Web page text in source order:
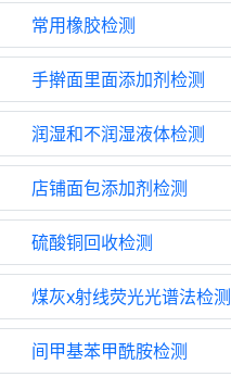
常用橡胶检测
手擀面里面添加剂检测
润湿和不润湿液体检测
店铺面包添加剂检测
硫酸铜回收检测
煤灰x射线荧光光谱法检测
间甲基苯甲酰胺检测